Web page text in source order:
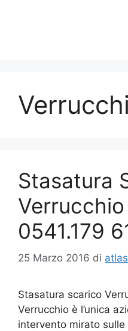
Stasatura
Verrucchio
0541.179
25 Marzo 2016 di
Stasatura scarico
Verrucchio è l’unica
intervento mirato